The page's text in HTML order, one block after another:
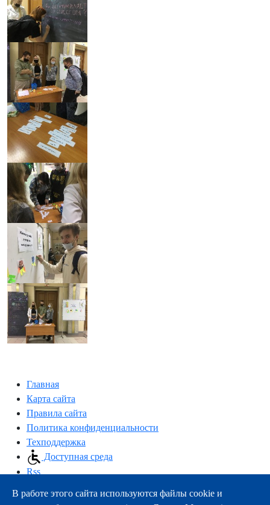
Главная
Карта сайта
Правила сайта
Политика конфиденциальности
Техподдержка
Доступная среда
Rss
163000, г.Архангельск, пр-т Троицкий, 51
В работе этого сайта используются файлы cookie и